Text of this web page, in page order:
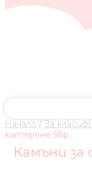
Начало / За
катерене 5бр
Камъни за